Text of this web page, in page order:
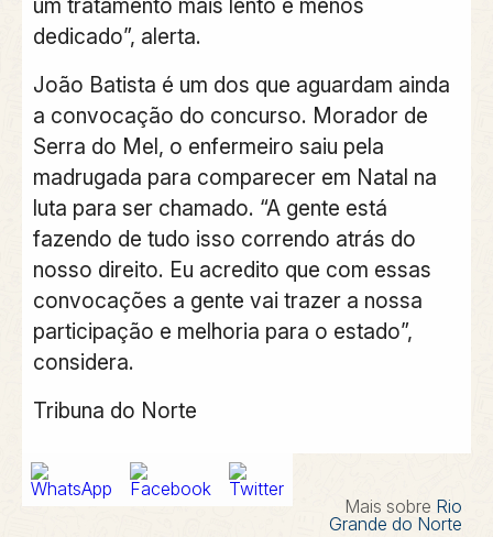
dedicado”, alerta.
João Batista é um dos que aguardam ainda
a convocação do concurso. Morador de
Serra do Mel, o enfermeiro saiu pela
madrugada para comparecer em Natal na
luta para ser chamado. “A gente está
fazendo de tudo isso correndo atrás do
nosso direito. Eu acredito que com essas
convocações a gente vai trazer a nossa
participação e melhoria para o estado”,
considera.
Tribuna do Norte
Mais sobre Rio
Grande do Norte